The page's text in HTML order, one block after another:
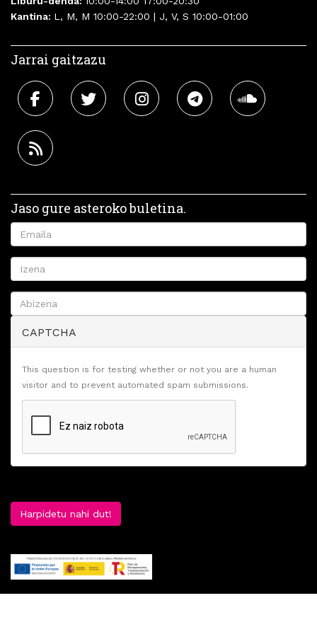
Kantina: L, M, M 10:00-22:00 | J, V, S 10:00-01:00
Jarrai gaitzazu
Jaso gure asteroko buletina.
CAPTCHA
This question is for testing whether or not you are a human
visitor and to prevent automated spam submissions.
Harpidetu nahi dut!